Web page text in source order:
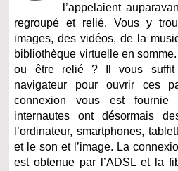
l’appelaient
regroupé et relié. Vous y
images, des vidéos, de la
bibliothèque virtuelle en
ou être relié ? Il vous suffit
navigateur pour ouvrir ces
connexion vous est
internautes ont désormais
l’ordinateur, smartphones,
et le son et l’image. La
est obtenue par l’ADSL et la